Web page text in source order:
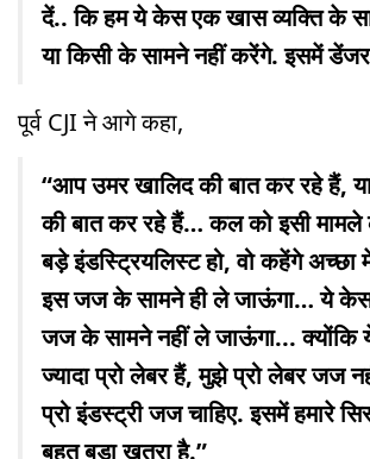
दें.. कि हम ये केस एक खास व्यक्ति के
या किसी के सामने नहीं करेंगे. इसमें
पूर्व CJI ने आगे कहा,
“आप उमर खालिद की बात कर रहे हैं,
की बात कर रहे हैं… कल को इसी
बड़े इंडस्ट्रियलिस्ट हो, वो कहेंगे अच्छा
इस जज के सामने ही ले जाऊंगा… ये केस
जज के सामने नहीं ले जाऊंगा... क्योंकि
ज्यादा प्रो लेबर हैं, मुझे प्रो लेबर जज
प्रो इंडस्ट्री जज चाहिए. इसमें हमारे
बहुत बड़ा खतरा है.”